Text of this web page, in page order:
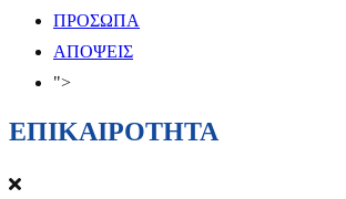
ΠΡΟΣΩΠΑ
ΑΠΟΨΕΙΣ
">
ΕΠΙΚΑΙΡΟΤΗΤΑ